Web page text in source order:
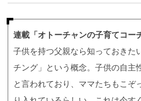
連載「オトーチャンの子育てコー
子供を持つ父親なら知っておきた
チング」という概念。子供の自主
と言われており、ママたちもこぞ